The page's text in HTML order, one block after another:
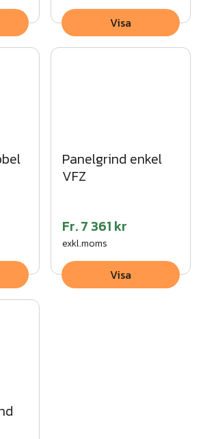
Visa
Panelgrind enkel
VFZ
Fr.7 361 kr
exkl.moms
Visa